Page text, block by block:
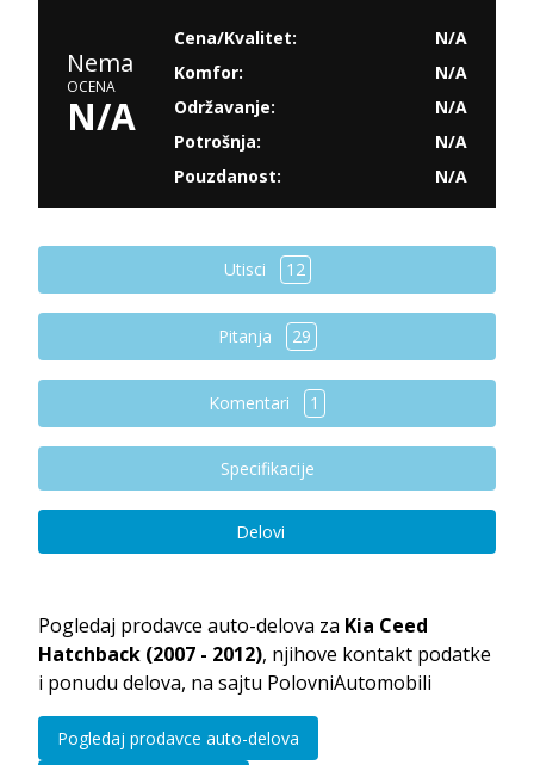
Nema
OCENA
N/A
Cena/Kvalitet:
N/A
Komfor:
N/A
Održavanje:
N/A
Potrošnja:
N/A
Pouzdanost:
N/A
Utisci 12
Pitanja 29
Komentari 1
Specifikacije
Delovi
Pogledaj prodavce auto-delova za Kia Ceed
Hatchback (2007 - 2012), njihove kontakt podatke
i ponudu delova, na sajtu PolovniAutomobili
Pogledaj prodavce auto-delova